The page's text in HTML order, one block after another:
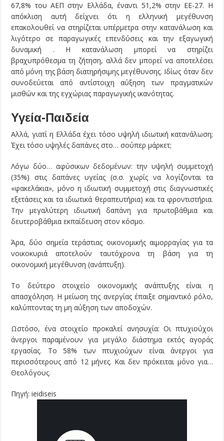
67,8% του ΑΕΠ στην Ελλάδα, έναντι 51,2% στην ΕΕ-27. Η
απόκλιση αυτή δείχνει ότι η ελληνική μεγέθυνση
επακολουθεί να στηρίζεται υπέρμετρα στην κατανάλωση και
λιγότερο σε παραγωγικές επενδύσεις και την εξαγωγική
δυναμική . Η κατανάλωση μπορεί να στηρίζει
βραχυπρόθεσμα τη ζήτηση, αλλά δεν μπορεί να αποτελέσει
από μόνη της βάση διατηρήσιμης μεγέθυνσης. Ιδίως όταν δεν
συνοδεύεται από αντίστοιχη αύξηση των πραγματικών
μισθών και της εγχώριας παραγωγικής ικανότητας.
Υγεία-Παιδεία
Αλλά, γιατί η Ελλάδα έχει τόσο υψηλή ιδιωτική κατανάλωση;
Έχει τόσο υψηλές δαπάνες στο… σούπερ μάρκετ;
Λόγω δύο… αφύσικων δεδομένων: την υψηλή συμμετοχή
(35%) στις δαπάνες υγείας (σ.σ. χωρίς να λογίζονται τα
«φακελάκια», μόνο η ιδιωτική συμμετοχή στις διαγνωστικές
εξετάσεις και τα ιδιωτικά θεραπευτήρια) και τα φροντιστήρια.
Την μεγαλύτερη ιδιωτική δαπάνη για πρωτοβάθμια και
δευτεροβάθμια εκπαίδευση στον κόσμο.
Άρα, δύο σημεία τεράστιας οικονομικής αιμορραγίας για τα
νοικοκυριά αποτελούν ταυτόχρονα τη βάση για τη
οικονομική μεγέθυνση (ανάπτυξη).
Το δεύτερο στοιχείο οικονομικής ανάπτυξης είναι η
απασχόληση. Η μείωση της ανεργίας έπαιξε σημαντικό ρόλο,
καλύπτοντας τη μη αύξηση των αποδοχών.
Ωστόσο, ένα στοιχείο προκαλεί ανησυχία: Οι πτυχιούχοι
άνεργοι παραμένουν για μεγάλο διάστημα εκτός αγοράς
εργασίας. Το 58% των πτυχιούχων είναι άνεργοι για
περισσότερους από 12 μήνες. Και δεν πρόκειται μόνο για…
Θεολόγους.
Πηγή: ieidiseis